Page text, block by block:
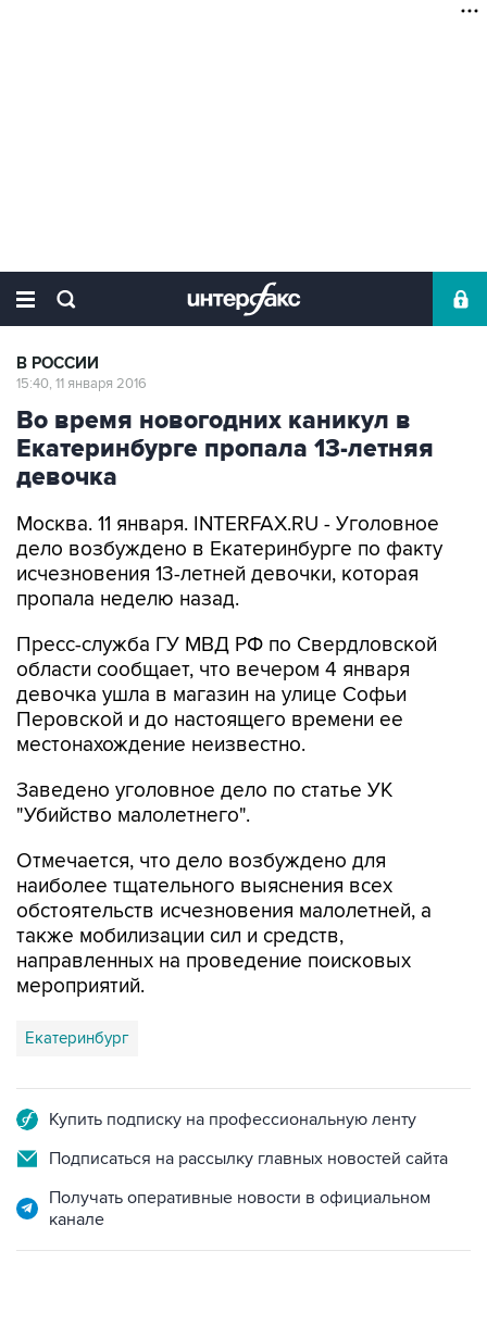
В РОССИИ
15:40, 11 января 2016
Во время новогодних каникул в
Екатеринбурге пропала 13-летняя
девочка
Москва. 11 января. INTERFAX.RU - Уголовное
дело возбуждено в Екатеринбурге по факту
исчезновения 13-летней девочки, которая
пропала неделю назад.
Пресс-служба ГУ МВД РФ по Свердловской
области сообщает, что вечером 4 января
девочка ушла в магазин на улице Софьи
Перовской и до настоящего времени ее
местонахождение неизвестно.
Заведено уголовное дело по статье УК
"Убийство малолетнего".
Отмечается, что дело возбуждено для
наиболее тщательного выяснения всех
обстоятельств исчезновения малолетней, а
также мобилизации сил и средств,
направленных на проведение поисковых
мероприятий.
Екатеринбург
Купить подписку на профессиональную ленту
Подписаться на рассылку главных новостей сайта
Получать оперативные новости в официальном
канале